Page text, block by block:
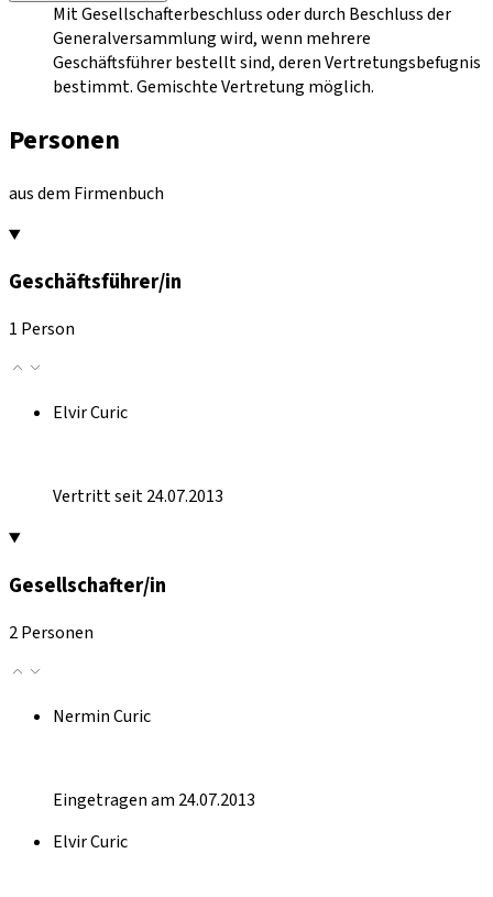
Mit Gesellschafterbeschluss oder durch Beschluss der
Generalversammlung wird, wenn mehrere
Geschäftsführer bestellt sind, deren Vertretungsbefugnis
bestimmt. Gemischte Vertretung möglich.
Personen
aus dem Firmenbuch
Geschäftsführer/in
1 Person
Elvir Curic
Vertritt seit 24.07.2013
Gesellschafter/in
2 Personen
Nermin Curic
Eingetragen am 24.07.2013
Elvir Curic